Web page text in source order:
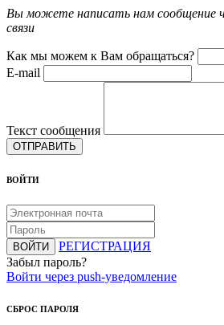
Вы можете написать нам сообщение
связи
Как мы можем к Вам обращаться?
E-mail
Текст сообщения
ОТПРАВИТЬ
ВОЙТИ
ВОЙТИ
РЕГИСТРАЦИЯ
Забыл пароль?
Войти через push-уведомление
СБРОС ПАРОЛЯ